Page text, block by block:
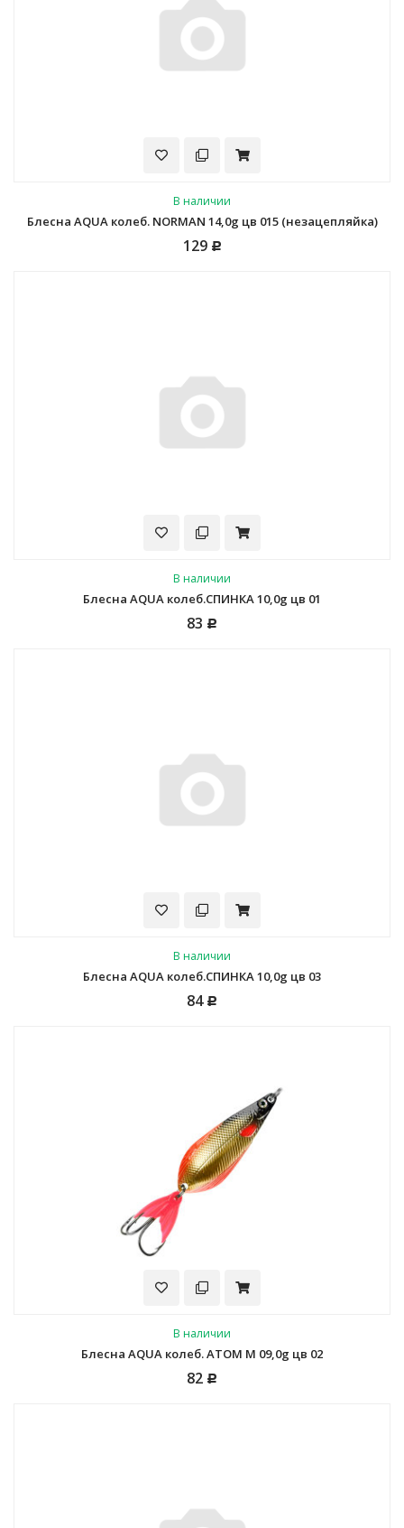
В наличии
Блесна AQUA колеб. NORMAN 14,0g цв 015 (незацепляйка)
129 Р
В наличии
Блесна AQUA колеб.СПИНКА 10,0g цв 01
83 Р
В наличии
Блесна AQUA колеб.СПИНКА 10,0g цв 03
84 Р
В наличии
Блесна AQUA колеб. АТОМ M 09,0g цв 02
82 Р